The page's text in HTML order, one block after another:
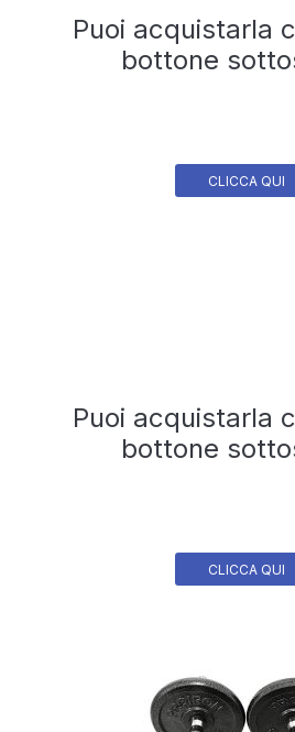
Puoi acquistarla
bottone
CLICCA QUI
Puoi acquistarla
bottone
CLICCA QUI